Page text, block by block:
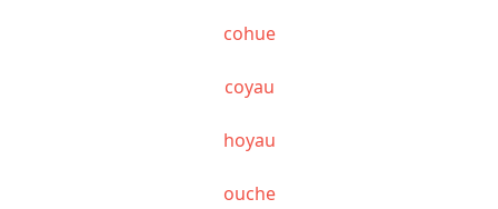
cohue
coyau
hoyau
ouche